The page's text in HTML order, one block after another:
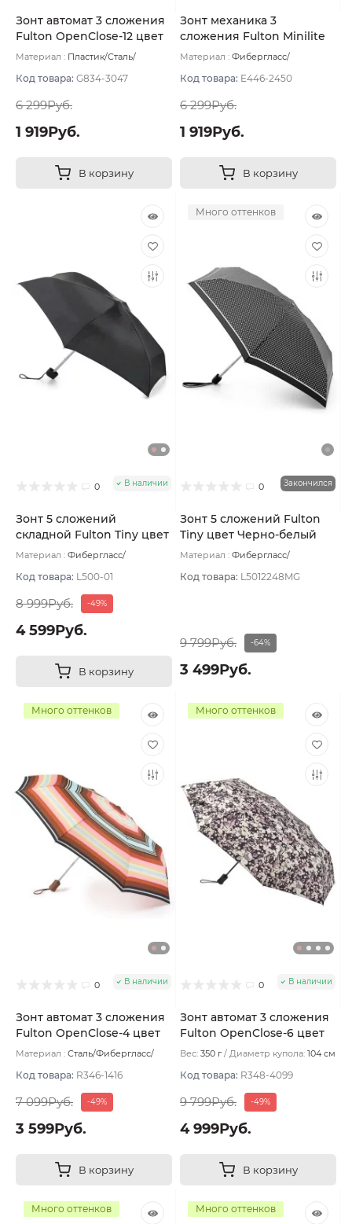
Зонт автомат 3 сложения
Fulton OpenClose-12 цвет
Серый
Материал : Пластик/Сталь/
Код товара: G834-3047
6 299Руб.
1 919Руб.
В корзину
Зонт механика 3
сложения Fulton Minilite
цвет Комбинированный
Материал : Фибергласс/
Вес: 238 г
Код товара: E446-2450
6 299Руб.
1 919Руб.
В корзину
0 В наличии
Зонт 5 сложений
складной Fulton Tiny цвет
Чёрный
Материал : Фибергласс/
Вес: 160 г
Код товара: L500-01
8 999Руб. -49%
4 599Руб.
В корзину
Много оттенков
0 Закончился
Зонт 5 сложений Fulton
Tiny цвет Черно-белый
Материал : Фибергласс/
Код товара: L5012248MG
9 799Руб. -64%
3 499Руб.
Много оттенков
0 В наличии
Зонт автомат 3 сложения
Fulton OpenClose-4 цвет
Оранжевый пастельный
Материал : Сталь/Фибергласс/
Вес: 330 г
Код товара: R346-1416
7 099Руб. -49%
3 599Руб.
В корзину
Много оттенков
0 В наличии
Зонт автомат 3 сложения
Fulton OpenClose-6 цвет
Серо-розовый
Вес: 350 г Диаметр купола: 104 см
Код товара: R348-4099
9 799Руб. -49%
4 999Руб.
В корзину
Много оттенков Много оттенков